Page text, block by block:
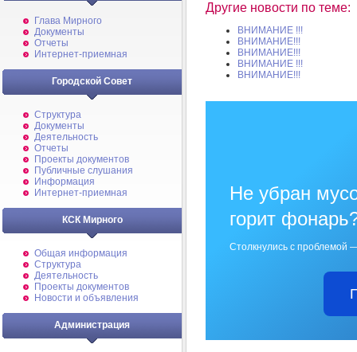
Глава Мирного
Документы
Отчеты
Интернет-приемная
Городской Совет
Структура
Документы
Деятельность
Отчеты
Проекты документов
Публичные слушания
Информация
Интернет-приемная
КСК Мирного
Общая информация
Структура
Деятельность
Проекты документов
Новости и объявления
Администрация
Другие новости по теме:
ВНИМАНИЕ !!!
ВНИМАНИЕ!!!
ВНИМАНИЕ!!!
ВНИМАНИЕ !!!
ВНИМАНИЕ!!!
Не убран
горит
Столкнулись с проблемой